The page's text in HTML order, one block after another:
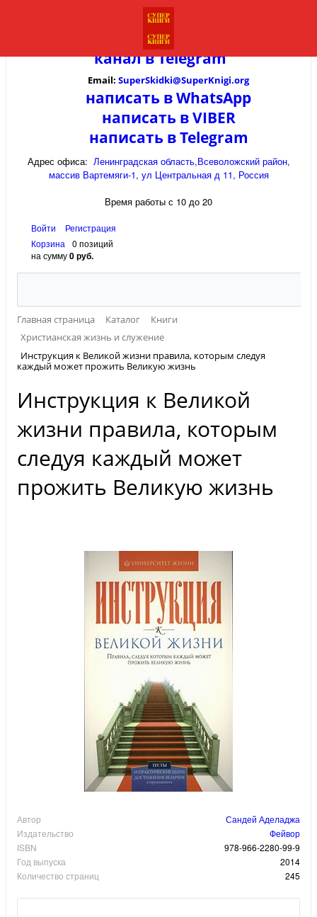
канал вTelegram
Email: SuperSkidki@SuperKnigi.org
написать в WhatsApp
написать в VIBER
написать в Telegram
Адрес офиса: Ленинградская область,Всеволожский район,
массив Вартемяги-1, ул Центральная д 11, Россия
Время работы с 10 до 20
Войти
Регистрация
Корзина
0 позиций
на сумму0 руб.
Главная страница Каталог
Книги
Христианская жизнь и служение
Инструкция к Великой жизни правила, которым следуя
каждый может прожить Великую жизнь
Инструкция к Великой
жизни правила, которым
следуя каждый может
прожить Великую жизнь
Автор
Сандей Аделаджа
Издательство
Фейвор
ISBN
978-966-2280-99-9
Год выпуска
2014
Количество страниц
245